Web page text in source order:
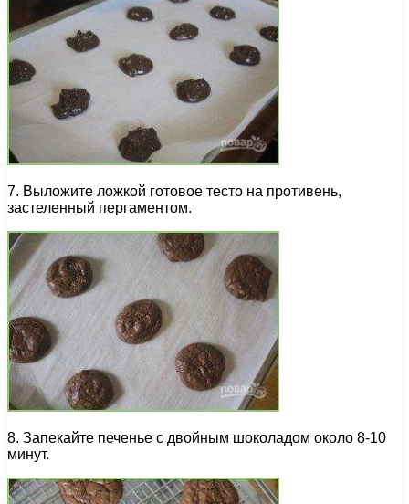
7. Выложите ложкой готовое тесто на противень,
застеленный пергаментом.
8. Запекайте печенье с двойным шоколадом около 8-10
минут.